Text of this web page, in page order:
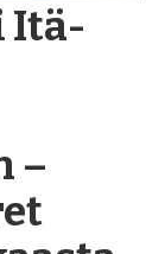
Itä-
–